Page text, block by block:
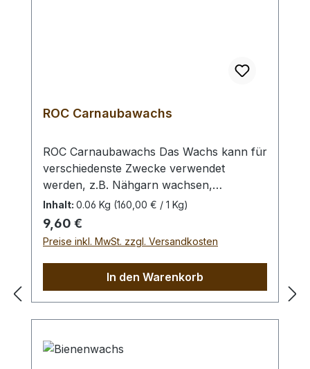
ROC Carnaubawachs
ROC Carnaubawachs Das Wachs kann für
verschiedenste Zwecke verwendet
werden, z.B. Nähgarn wachsen,
Lederkanten einreiben, erhitzen und
flüssig auf das ebenfalls erhitzte
(Heißluftfön) Leder auftragen, etc.
Gewicht:- 60 Gramm Bei einer Bestellung 1
Carnaubawachs.
Inhalt: 0.06 Kg (160,00 € / 1 Kg)
Regulärer Preis:
9,60 €
Preise inkl. MwSt. zzgl. Versandkosten
In den Warenkorb